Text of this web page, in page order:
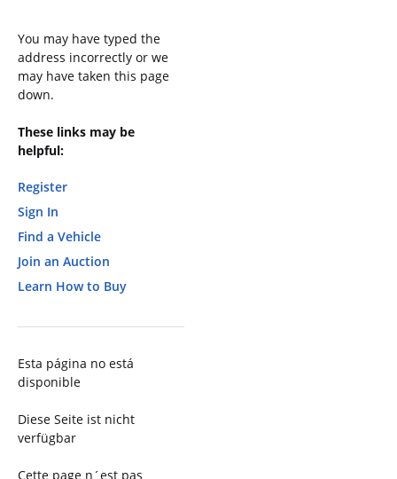
You may have typed the
address incorrectly or we
may have taken this page
down.
These links may be
helpful:
Register
Sign In
Find a Vehicle
Join an Auction
Learn How to Buy
Esta página no está
disponible
Diese Seite ist nicht
verfügbar
Cette page n´est pas